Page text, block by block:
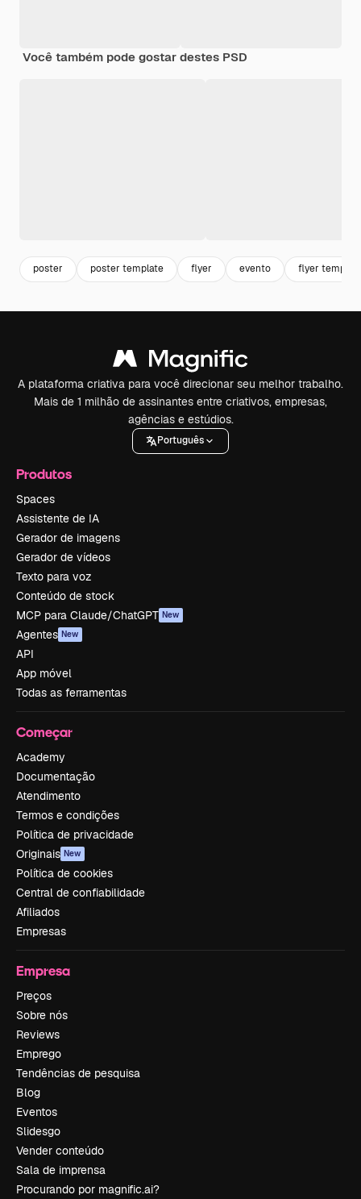
Você também pode gostar destes PSD
poster poster template flyer evento flyer
A plataforma criativa para você direcionar seu melhor trabalho.
Mais de 1 milhão de assinantes entre criativos, empresas,
agências e estúdios.
Português
Produtos
Spaces
Assistente de IA
Gerador de imagens
Gerador de vídeos
Texto para voz
Conteúdo de stock
MCP para Claude/ChatGPT New
Agentes New
API
App móvel
Todas as ferramentas
Começar
Academy
Documentação
Atendimento
Termos e condições
Política de privacidade
Originais New
Política de cookies
Central de confiabilidade
Afiliados
Empresas
Empresa
Preços
Sobre nós
Reviews
Emprego
Tendências de pesquisa
Blog
Eventos
Slidesgo
Vender conteúdo
Sala de imprensa
Procurando por magnific.ai?